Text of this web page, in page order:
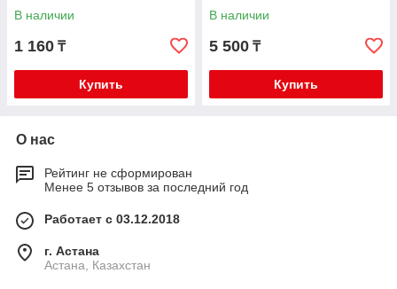
В наличии
1 160 ₸
Купить
В наличии
5 500 ₸
Купить
О нас
Рейтинг не сформирован
Менее 5 отзывов за последний год
Работает с 03.12.2018
г. Астана
Астана, Казахстан